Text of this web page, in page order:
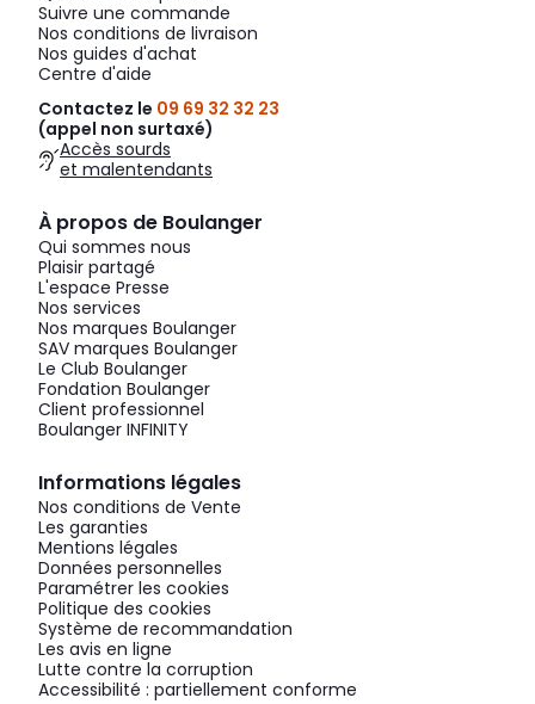
Suivre une commande
Nos conditions de livraison
Nos guides d'achat
Centre d'aide
Contactez le 09 69 32 32 23
(appel non surtaxé)
Accès sourds
et malentendants
À propos de Boulanger
Qui sommes nous
Plaisir partagé
L'espace Presse
Nos services
Nos marques Boulanger
SAV marques Boulanger
Le Club Boulanger
Fondation Boulanger
Client professionnel
Boulanger INFINITY
Informations légales
Nos conditions de Vente
Les garanties
Mentions légales
Données personnelles
Paramétrer les cookies
Politique des cookies
Système de recommandation
Les avis en ligne
Lutte contre la corruption
Accessibilité : partiellement conforme